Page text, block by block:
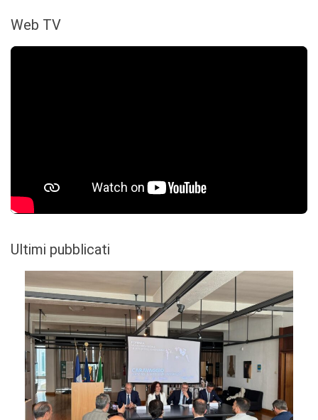
Web TV
Ultimi pubblicati